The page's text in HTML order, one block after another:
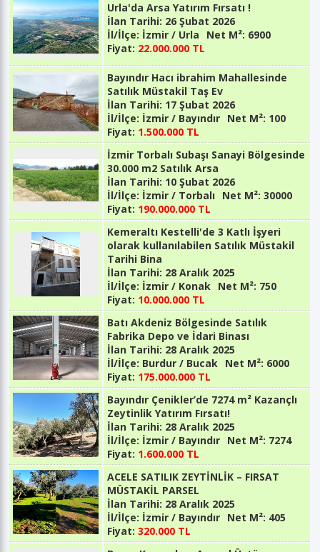
Urla'da Arsa Yatırım Fırsatı !
İlan Tarihi: 26 Şubat 2026
İl/İlçe: İzmir / Urla Net M²: 6900
Fiyat: 22.000.000 TL
Bayındır Hacı ibrahim Mahallesinde
Satılık Müstakil Taş Ev
İlan Tarihi: 17 Şubat 2026
İl/İlçe: İzmir / Bayındır Net M²: 100
Fiyat: 1.500.000 TL
İzmir Torbalı Subaşı Sanayi Bölgesinde
30.000 m2 Satılık Arsa
İlan Tarihi: 10 Şubat 2026
İl/İlçe: İzmir / Torbalı Net M²: 30000
Fiyat: 190.000.000 TL
Kemeraltı Kestelli'de 3 Katlı İşyeri
olarak kullanılabilen Satılık Müstakil
Tarihi Bina
İlan Tarihi: 28 Aralık 2025
İl/İlçe: İzmir / Konak Net M²: 750
Fiyat: 10.000.000 TL
Batı Akdeniz Bölgesinde Satılık
Fabrika Depo ve İdari Binası
İlan Tarihi: 28 Aralık 2025
İl/İlçe: Burdur / Bucak Net M²: 6000
Fiyat: 175.000.000 TL
Bayındır Çenikler’de 7274 m² Kazançlı
Zeytinlik Yatırım Fırsatı!
İlan Tarihi: 28 Aralık 2025
İl/İlçe: İzmir / Bayındır Net M²: 7274
Fiyat: 1.600.000 TL
ACELE SATILIK ZEYTİNLİK – FIRSAT
MÜSTAKİL PARSEL
İlan Tarihi: 28 Aralık 2025
İl/İlçe: İzmir / Bayındır Net M²: 405
Fiyat: 320.000 TL